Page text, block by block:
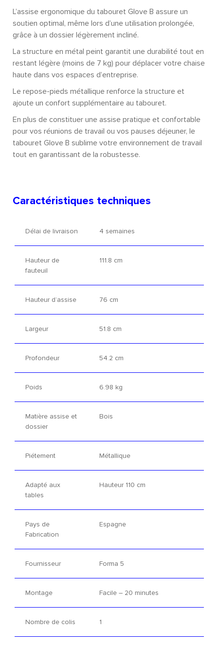
L’assise ergonomique du tabouret Glove B assure un
soutien optimal, même lors d’une utilisation prolongée,
grâce à un dossier légèrement incliné.
La structure en métal peint garantit une durabilité tout en
restant légère (moins de 7 kg) pour déplacer votre chaise
haute dans vos espaces d’entreprise.
Le repose-pieds métallique renforce la structure et
ajoute un confort supplémentaire au tabouret.
En plus de constituer une assise pratique et confortable
pour vos réunions de travail ou vos pauses déjeuner, le
tabouret Glove B sublime votre environnement de travail
tout en garantissant de la robustesse.
Caractéristiques techniques
Délai de livraison 4 semaines
Hauteur de
fauteuil
111.8 cm
Hauteur d’assise 76 cm
Largeur 51.8 cm
Profondeur 54.2 cm
Poids 6.98 kg
Matière assise et
dossier
Bois
Piétement Métallique
Adapté aux
tables
Hauteur 110 cm
Pays de
Fabrication
Espagne
Fournisseur Forma 5
Montage Facile – 20 minutes
Nombre de colis 1